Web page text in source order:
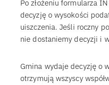
Po złożeniu formularza
decyzję o wysokości
uiszczenia. Jeśli roczny
nie dostaniemy decyzji i
Gmina wydaje decyzję o
otrzymują wszyscy